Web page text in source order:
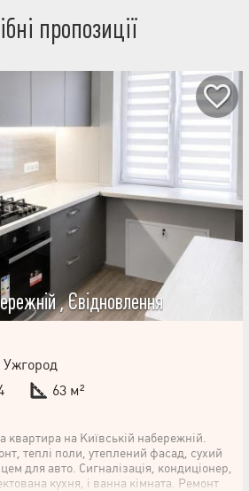
пропозиції
, Євідновлення
Ужгород
63 м²
квартира на Київській набережній.
теплі поли, утеплений фасад, сухий
для авто. Сигналізація, кондиціонер,
кухня, і ванна кімната. Ремонт